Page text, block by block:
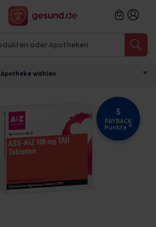
Apotheke wählen
5
PAYBACK
Punkte 4